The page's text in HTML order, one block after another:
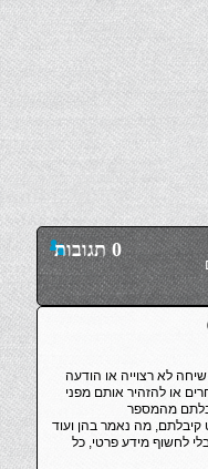
0 תגובות
לא רצוייה או הודעה
או להזהיר אותם מפני
מהמספר
טקסט קיבלתם, מה נאמר בהן ועוד
לחשוף מידע פרטי, כל